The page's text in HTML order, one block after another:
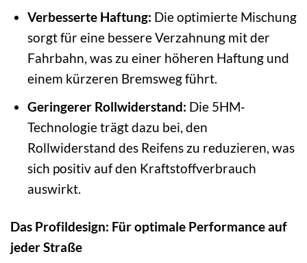
Verbesserte Haftung: Die optimierte Mischung
sorgt für eine bessere Verzahnung mit der
Fahrbahn, was zu einer höheren Haftung und
einem kürzeren Bremsweg führt.
Geringerer Rollwiderstand: Die 5HM-
Technologie trägt dazu bei, den
Rollwiderstand des Reifens zu reduzieren, was
sich positiv auf den Kraftstoffverbrauch
auswirkt.
Das Profildesign: Für optimale Performance auf
jeder Straße